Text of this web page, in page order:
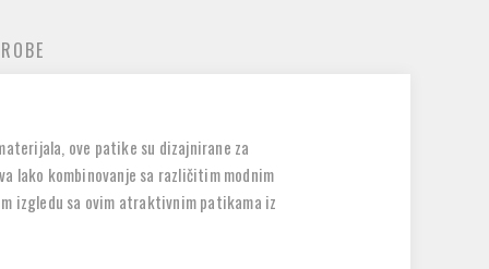
ove patike su dizajnirane za
lako kombinovanje sa različitim modnim
izgledu sa ovim atraktivnim patikama iz